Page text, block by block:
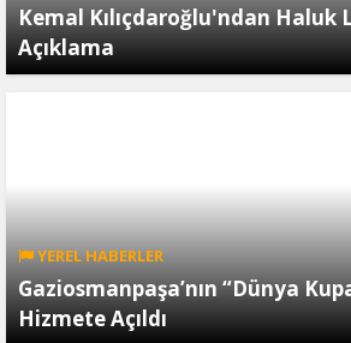
Kemal Kılıçdaroğlu'ndan Haluk
Açıklama
YEREL HABERLER
Gaziosmanpaşa’nın “Dünya
Hizmete Açıldı